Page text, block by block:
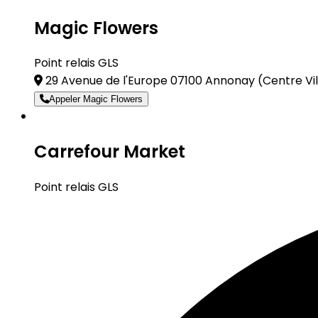
Magic Flowers
Point relais GLS
29 Avenue de l'Europe 07100 Annonay (Centre
Appeler Magic Flowers
Carrefour Market
Point relais GLS